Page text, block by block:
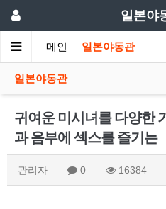
일본야
메인 일본야동관
일본야동관
귀여운 미시녀를 다양한
과 음부에 섹스를 즐기는
관리자 0 16384